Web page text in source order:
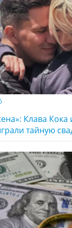
Клава Кока
тайную